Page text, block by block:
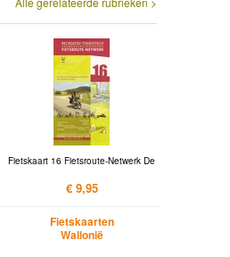
Fietskaart 16 Fietsroute-Netwerk De
€ 9,95
Fietskaarten
Wallonië